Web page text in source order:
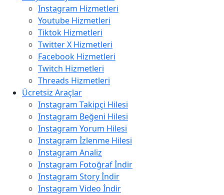
Instagram Hizmetleri
Youtube Hizmetleri
Tiktok Hizmetleri
Twitter X Hizmetleri
Facebook Hizmetleri
Twitch Hizmetleri
Threads Hizmetleri
Ücretsiz Araçlar
Instagram Takipçi Hilesi
Instagram Beğeni Hilesi
Instagram Yorum Hilesi
Instagram İzlenme Hilesi
Instagram Analiz
Instagram Fotoğraf İndir
Instagram Story İndir
Instagram Video İndir